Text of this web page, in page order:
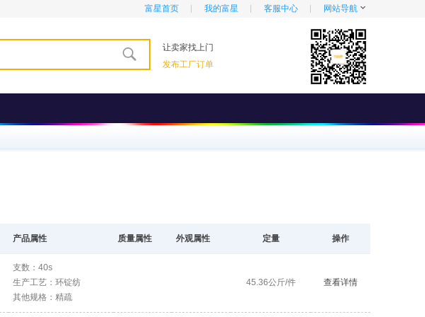
富星首页 我的富星 客服中心 网站导航
让卖家找上门
发布工厂订单
产品属性 质量属性 外观属性 定量 操作
支数：40s
生产工艺：环锭纺
其他规格：精疏
45.36公斤/件 查看详情